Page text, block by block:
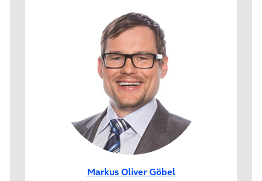
Markus Oliver Göbel